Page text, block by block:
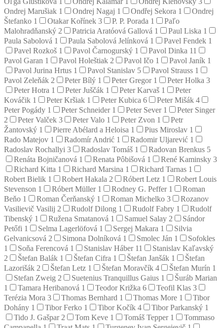
Ondrej Marušiak 1 Ondrej Nagaj 1 Ondřej Sekora 1
Ondrej
Štefanko 1 Otakar Kořínek 3 P. P. Porada 1
Paľo
Malohradňanský 2 Patricia Aratóová Gallová 1 Paul Liska 1
Paula Sabolová 1 Paula Sabolová Jelínková 1 Pavel Fendek 1
Pavel Rozkoš 1 Pavol Čarnogurský 1 Pavol Dinka 11
Pavol Garan 1 Pavol Holeštiak 2 Pavol Ičo 1 Pavol Janík 1
Pavol Jurina Hrtus 1 Pavol Stanislav 5 Pavol Strauss 1
Pavol Zeleňák 2 Peter Bílý 1 Peter Gregor 1 Peter Holka 3
Peter Hotra 1 Peter Juščák 1 Peter Karvaš 1
Peter
Kováčik 1 Peter Kršiak 1 Peter Kubica 6 Peter Mišák 4
Peter Pogády 1 Peter Schneider 1 Peter Sever 1
Peter Singer
2
Peter Valček 3 Peter Valo 1 Peter Zvon 1
Petr
Žantovský 1 Pierre Abélard a Heloisa 1 Pius Miroslav 1
Rado Matejov 1 Radomír Andrić 1 Radomir Uljarević 1
Radoslav Rochallyi 3 Radoslav Tomáš 1 Radovan Brenkus 5
Renáta Bojničanová 1 Renata Pôbišová 1 René Kaminsky 3
Richard Kitta 1 Richard Marsina 1 Richard Tarnas 1
Robert Bielik 1 Robert Hakala 2 Róbert Letz 1
Robert Louis
Stevenson 1 Róbert Müller 1 Rodney G. Peffer 1
Roman
Beňo 1 Roman Čerňanský 1 Roman Michelko 3
Rozanov
Vasilievič Vasilij 2 Rudolf Dilong 1 Rudolf Fabry 1
Rudolf
Tibenský 1 Ružena Smatanová 1 Samuel Salay 2
Sándor
Petőfi 1 Selma Lagerlöfová 1 Sergej Makara 1
Silvia
Gelvanicsová 2 Simona Dolníková 1 Smolec Ján 1
Sofokles
1
Soňa Ferencová 1 Stanislav Háber 11
Stanislav Kaľavský
2
Štefan Balák 1 Štefan Cifra 1 Štefan Janšák 1
Štefan
Lazorišák 2 Štefan Letz 1 Štefan Moravčík 4 Štefan Murín 1
Stefan Zweig 2 Suetenius Tranquillus Gaius 1
Šuráb Marian
1
Tamara Heribanová 1 Teodor Križka 6 Teofil Klas 3
Terézia Mora 3 Thomas Bernhard 1 Thomas More 1
Tibor
Dohány 1 Tibor Ferko 1 Tibor Kočík 4 Tibor Parkanský 1
Tido J. Gašpar 2 Tom Keve 1 Tomáš Tepper 1
Tommaso